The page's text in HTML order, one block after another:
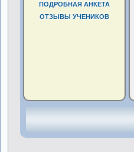
ПОДРОБНАЯ АНКЕТА
ОТЗЫВЫ УЧЕНИКОВ